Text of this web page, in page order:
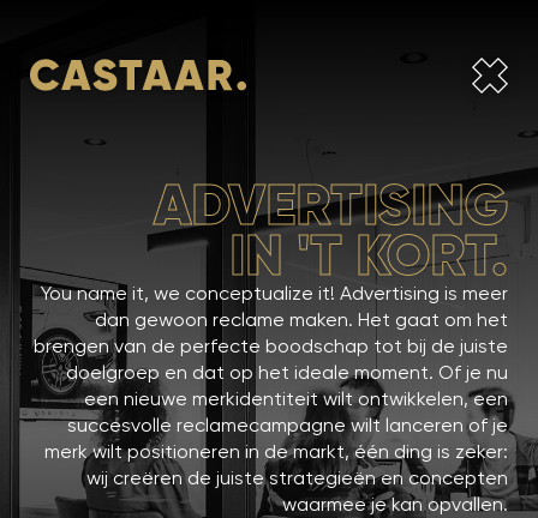
ADVERTISING
IN 'T KORT.
You name it, we conceptualize it! Advertising is meer
dan gewoon reclame maken. Het gaat om het
brengen van de perfecte boodschap tot bij de juiste
doelgroep en dat op het ideale moment. Of je nu
een nieuwe merkidentiteit wilt ontwikkelen, een
succesvolle reclamecampagne wilt lanceren of je
merk wilt positioneren in de markt, één ding is zeker:
wij creëren de juiste strategieën en concepten
waarmee je kan opvallen.